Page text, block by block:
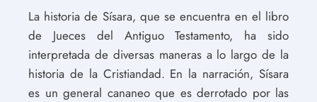
La historia de Sísara, que se encuentra en el libro
de Jueces del Antiguo Testamento, ha sido
interpretada de diversas maneras a lo largo de la
historia de la Cristiandad. En la narración, Sísara
es un general cananeo que es derrotado por las